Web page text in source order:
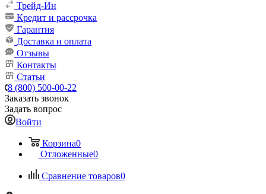
Трейд-Ин
Кредит и рассрочка
Гарантия
Доставка и оплата
Отзывы
Контакты
Статьи
8 (800) 500-00-22
Заказать звонок
Задать вопрос
Войти
Корзина0
Отложенные0
Сравнение товаров0